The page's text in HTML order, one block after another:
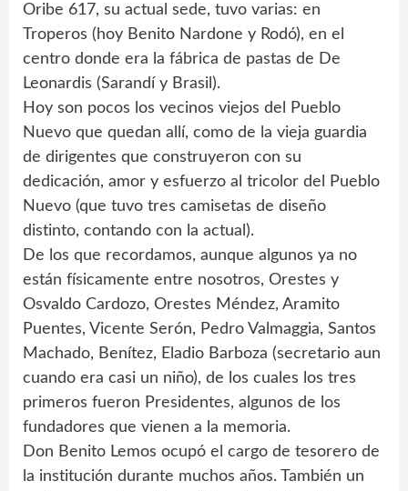
Oribe 617, su actual sede, tuvo varias: en
Troperos (hoy Benito Nardone y Rodó), en el
centro donde era la fábrica de pastas de De
Leonardis (Sarandí y Brasil).
Hoy son pocos los vecinos viejos del Pueblo
Nuevo que quedan allí, como de la vieja guardia
de dirigentes que construyeron con su
dedicación, amor y esfuerzo al tricolor del Pueblo
Nuevo (que tuvo tres camisetas de diseño
distinto, contando con la actual).
De los que recordamos, aunque algunos ya no
están físicamente entre nosotros, Orestes y
Osvaldo Cardozo, Orestes Méndez, Aramito
Puentes, Vicente Serón, Pedro Valmaggia, Santos
Machado, Benítez, Eladio Barboza (secretario aun
cuando era casi un niño), de los cuales los tres
primeros fueron Presidentes, algunos de los
fundadores que vienen a la memoria.
Don Benito Lemos ocupó el cargo de tesorero de
la institución durante muchos años. También un